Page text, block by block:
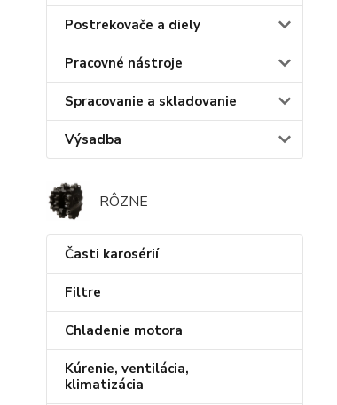
Postrekovače a diely
Pracovné nástroje
Spracovanie a skladovanie
Výsadba
RÔZNE
Časti karosérií
Filtre
Chladenie motora
Kúrenie, ventilácia,
klimatizácia